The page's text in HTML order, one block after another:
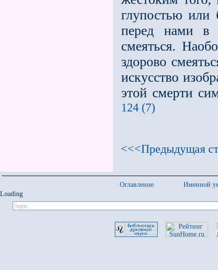
глупостью или
перед нами в
смеяться.
здорово
искусство
этой смерти
124 (7)
<<<Предыдущая
Оглавление
Именной
Loading